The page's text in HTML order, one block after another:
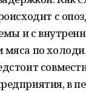
с
и с
мяса по
в